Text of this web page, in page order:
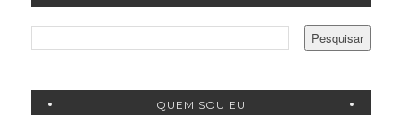
QUEM SOU EU